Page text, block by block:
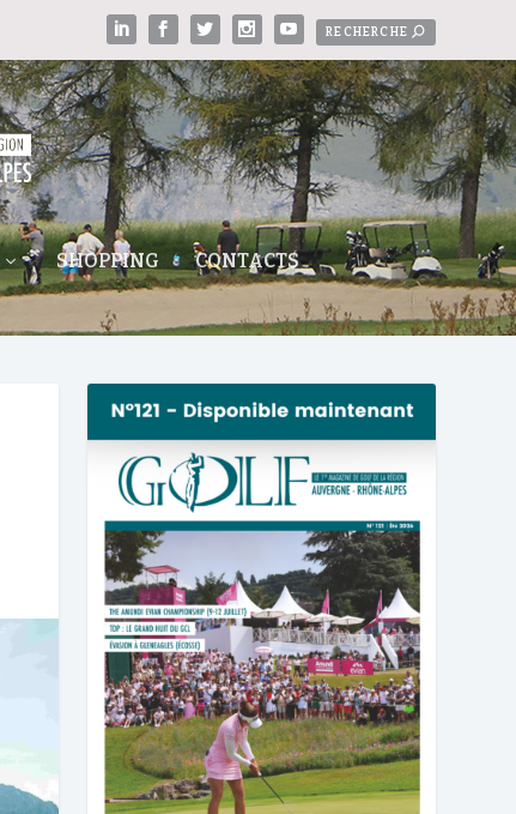
SHOPPING CONTACTS